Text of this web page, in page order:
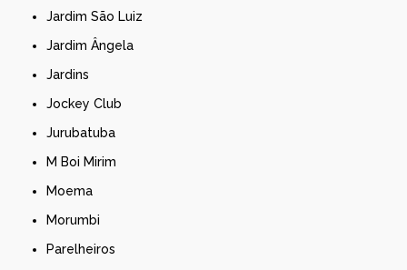
Jardim São Luiz
Jardim Ângela
Jardins
Jockey Club
Jurubatuba
M Boi Mirim
Moema
Morumbi
Parelheiros